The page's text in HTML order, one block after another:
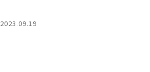
2023.09.19